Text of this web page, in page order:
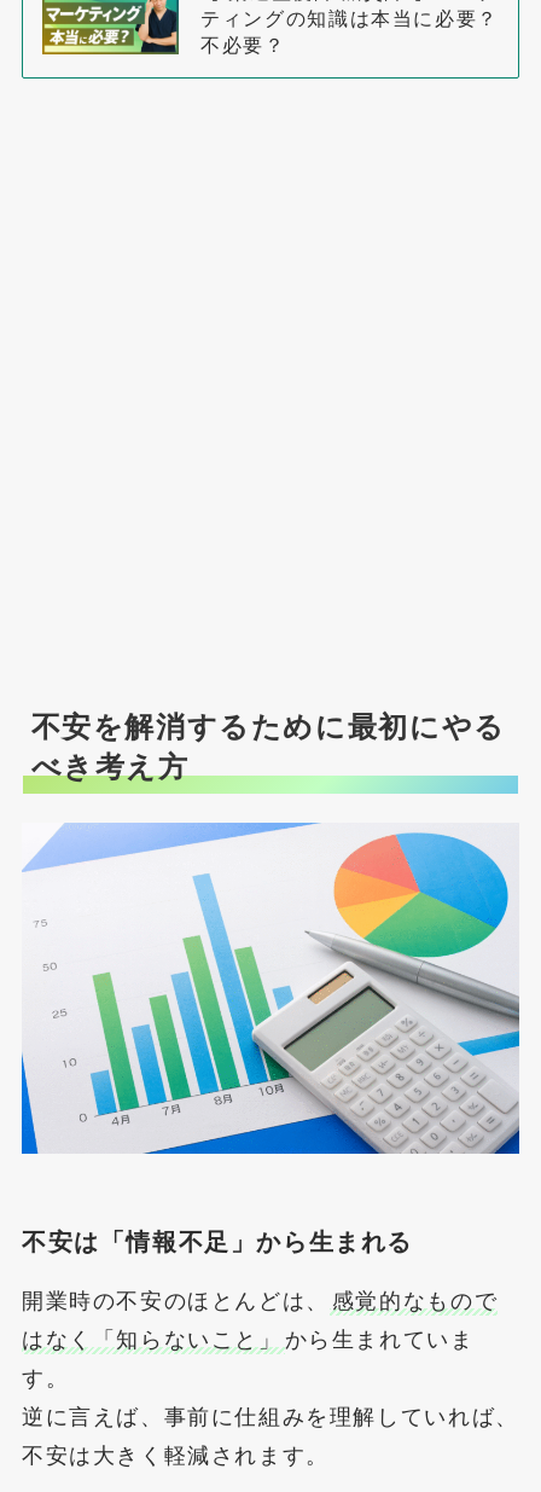
ティングの知識は本当に必要？
不必要？
不安を解消するために最初にやる
べき考え方
不安は「情報不足」から生まれる
開業時の不安のほとんどは、
感覚的なもので
はなく「知らないこと」
から生まれていま
す。
逆に言えば、事前に仕組みを理解していれば、
不安は大きく軽減されます。